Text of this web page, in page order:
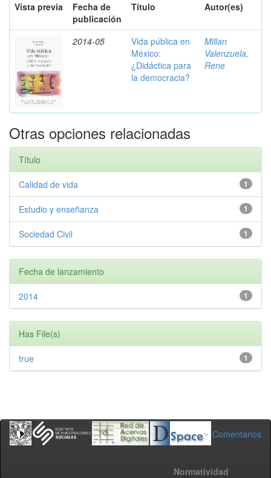
Vista previa
Fecha de
publicación
Título Autor(es)
2014-05
Vida pública en
México:
¿Didáctica para
la democracia?
Millan
Valenzuela,
Rene
Otras opciones relacionadas
Título
1
Calidad de vida
1
Estudio y enseñanza
1
Sociedad Civil
Fecha de lanzamiento
1
2014
Has File(s)
1
true
Comentarios
Normatividad